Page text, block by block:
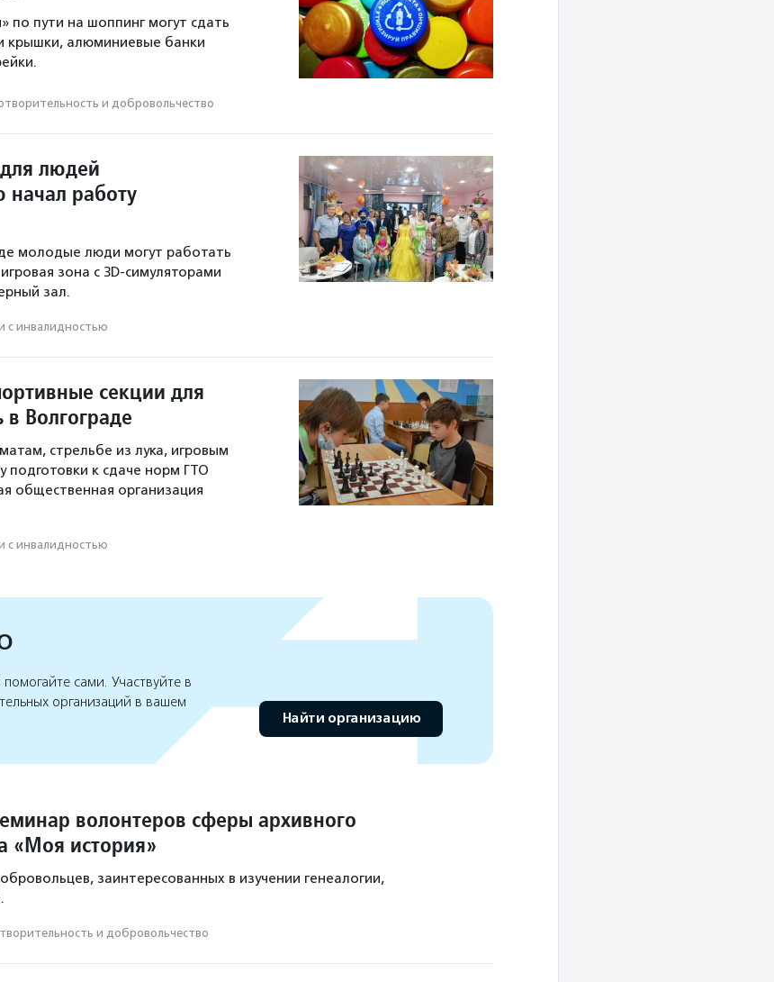
по пути на шоппинг могут сдать
крышки, алюминиевые банки
и доброволь­чест­во
людей
начал работу
молодые люди могут работать
зона с 3D-симуляторами
зал.
с инвалидностью
секции для
Волгограде
стрельбе из лука, игровым
подготовки к сдаче норм ГТО
общественная организация
с инвалидностью
сами. Участвуйте в
организаций в вашем
Найти организацию
волонтеров сферы архивного
«Моя история»
заинтересованных в изучении генеалогии,
и доброволь­чест­во